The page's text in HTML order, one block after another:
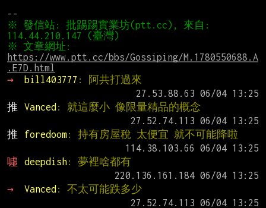
※ 發信站: 批踢踢實業坊(ptt.cc), 來自:
https://www.ptt.cc/bbs/Gossiping/M.1780550688.A
.E7D.html
→
bill403777 : 阿共打過來
推
Vanced : 就這麼小 像限量精品的概念
推
foredoom: 持有房屋稅 太便宜 就不可能降啦
噓
deepdish: 夢裡啥都有
→
Vanced : 不太可能跌多少